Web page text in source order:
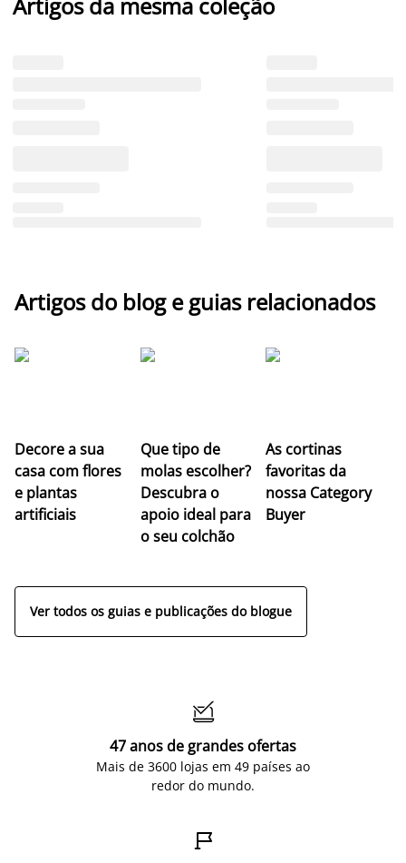
Artigos do blog e guias relacionados
Decore a sua
casa com flores
e plantas
artificiais
Que tipo de
molas escolher?
Descubra o
apoio ideal para
o seu colchão
As cortinas
favoritas da
nossa Category
Buyer
Ver todos os guias e publicações do blogue

47 anos de grandes ofertas
Mais de 3600 lojas em 49 países ao
redor do mundo.
